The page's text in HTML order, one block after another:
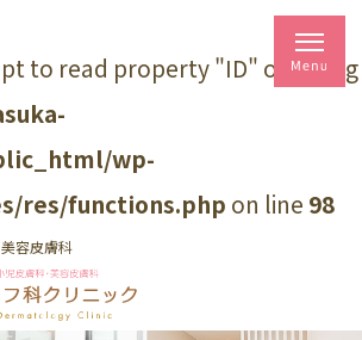
to read property "ID" on string
wp-
res/functions.php on line 98
容皮膚科